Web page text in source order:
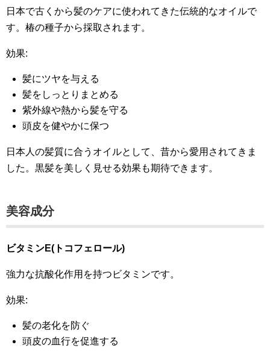
日本で古くから髪のケアに使われてきた伝統的なオイルで
す。椿の種子から採取されます。
効果:
髪にツヤを与える
髪をしっとりまとめる
紫外線や熱から髪を守る
頭皮を健やかに保つ
日本人の髪質に合うオイルとして、昔から愛用されてきま
した。黒髪を美しく見せる効果も期待できます。
美容成分
ビタミンE(トコフェロール)
強力な抗酸化作用を持つビタミンです。
効果:
髪の老化を防ぐ
頭皮の血行を促進する